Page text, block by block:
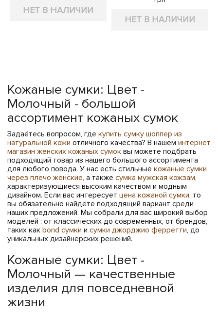
НЕТ В НАЛИЧИИ
НЕТ В НАЛИЧИИ
Кожаные сумки: Цвет -
Молочный - большой
ассортимент кожаных сумок
Задаётесь вопросом, где купить сумку шоппер из
натуральной кожи отличного качества? В нашем интернет
магазин женских кожаных сумок вы можете подбрать
подходящий товар из нашего большого ассортимента
для любого повода. У нас есть стильные кожаные сумки
через плечо женские, а также сумка мужская кожзам,
характеризующиеся высоким качеством и модным
дизайном. Если вас интересует цена кожаной сумки, то
вы обязательно найдёте подходящий вариант среди
наших предложений. Мы собрали для вас широкий выбор
моделей : от классических до современных, от брендов,
таких как bond сумки и сумки джорджио ферретти, до
уникальных дизайнерских решений.
Кожаные сумки: Цвет -
Молочный — качественные
изделия для повседневной
жизни